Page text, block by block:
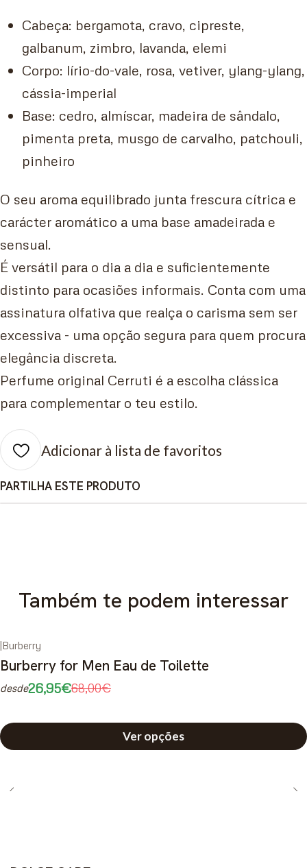
Cabeça: bergamota, cravo, cipreste,
galbanum, zimbro, lavanda, elemi
Corpo: lírio-do-vale, rosa, vetiver, ylang-ylang,
cássia-imperial
Base: cedro, almíscar, madeira de sândalo,
pimenta preta, musgo de carvalho, patchouli,
pinheiro
O seu aroma equilibrado junta frescura cítrica e
carácter aromático a uma base amadeirada e
sensual.
É versátil para o dia a dia e suficientemente
distinto para ocasiões informais. Conta com uma
assinatura olfativa que realça o carisma sem ser
excessiva - uma opção segura para quem procura
elegância discreta.
Perfume original Cerruti é a escolha clássica
para complementar o teu estilo.
Adicionar à lista de favoritos
PARTILHA ESTE PRODUTO
Também te podem interessar
-60%DESCONTO
|Burberry
Burberry for Men Eau de Toilette
desde26,95€68,00€
Ver opções